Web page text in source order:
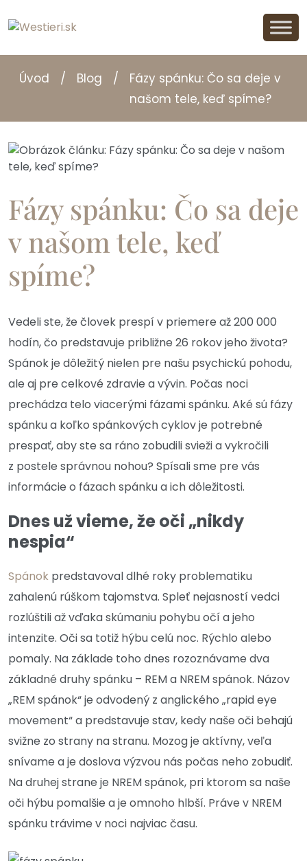
Úvod / Blog /
Fázy spánku: Čo sa deje v
našom tele, keď spíme?
Fázy spánku: Čo sa deje
v našom tele, keď
spíme?
Vedeli ste, že človek prespí v priemere až 200 000
hodín, čo predstavuje približne 26 rokov jeho života?
Spánok je dôležitý nielen pre našu psychickú pohodu,
ale aj pre celkové zdravie a vývin. Počas noci
prechádza telo viacerými fázami spánku. Aké sú fázy
spánku a koľko spánkových cyklov je potrebné
prespať, aby ste sa ráno zobudili svieži a vykročili
z postele správnou nohou? Spísali sme pre vás
informácie o fázach spánku a ich dôležitosti.
Dnes už vieme, že oči „nikdy
nespia“
Spánok predstavoval dlhé roky problematiku
zahalenú rúškom tajomstva. Spleť nejasností vedci
rozlúštili až vďaka skúmaniu pohybu očí a jeho
intenzite. Oči sa totiž hýbu celú noc. Rýchlo alebo
pomaly. Na základe toho dnes rozoznávame dva
základné druhy spánku – REM a NREM spánok. Názov
„REM spánok“ je odvodený z anglického „rapid eye
movement“ a predstavuje stav, kedy naše oči behajú
svižne zo strany na stranu. Mozog je aktívny, veľa
snívame a je doslova výzvou nás počas neho zobudiť.
Na druhej strane je NREM spánok, pri ktorom sa naše
oči hýbu pomalšie a je omnoho hlbší. Práve v NREM
spánku trávime v noci najviac času.